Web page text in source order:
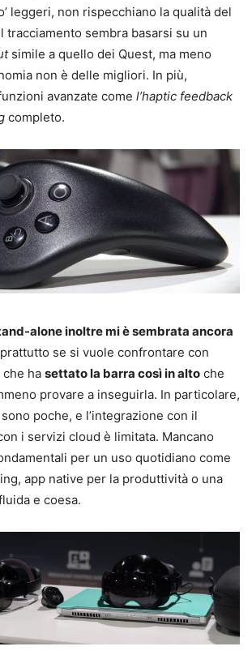
leggeri, non rispecchiano la qualità del
tracciamento sembra basarsi su un
simile a quello dei Quest, ma meno
non è delle migliori. In più,
avanzate come l’haptic feedback
completo.
alone inoltre mi è sembrata ancora
se si vuole confrontare con
che ha settato la barra così in alto che
provare a inseguirla. In particolare,
poche, e l’integrazione con il
i servizi cloud è limitata. Mancano
per un uso quotidiano come
app native per la produttività o una
e coesa.